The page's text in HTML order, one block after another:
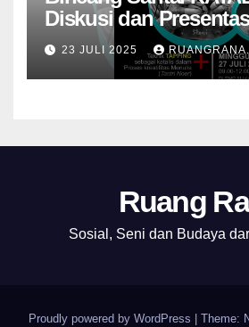
Diskusi dan
Foto Nambangan
23 JULI 2025
Ruang
Sosial, Seni dan Budaya
Proudly powered by WordPress Theme: